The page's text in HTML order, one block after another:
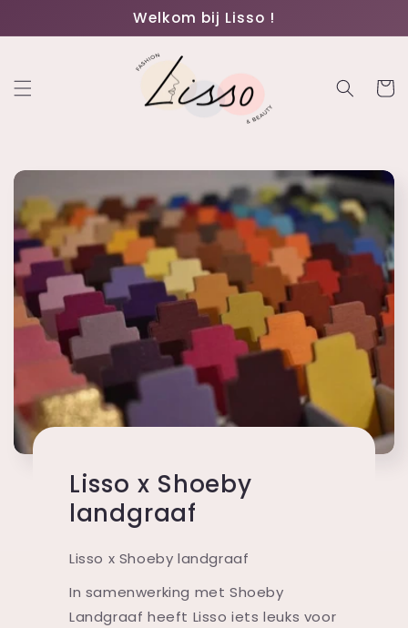
content
Welkom bij Lisso !
Lisso x Shoeby
landgraaf
Lisso x Shoeby landgraaf
In samenwerking met Shoeby
Landgraaf heeft Lisso iets leuks voor